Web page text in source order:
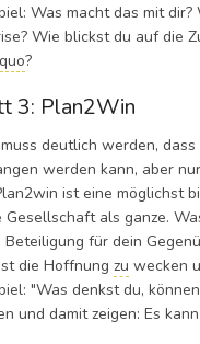
Was macht das mit dir?
Wie blickst du auf die
?
3: Plan2Win
deutlich werden, dass
werden kann, aber
ist eine möglichst
Gesellschaft als ganze.
Beteiligung für dein
die Hoffnungzu wecken
"Was denkst du,
und damit zeigen: Es